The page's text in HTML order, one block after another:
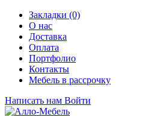
Закладки (0)
О нас
Доставка
Оплата
Портфолио
Контакты
Мебель в рассрочку
Написать нам Войти